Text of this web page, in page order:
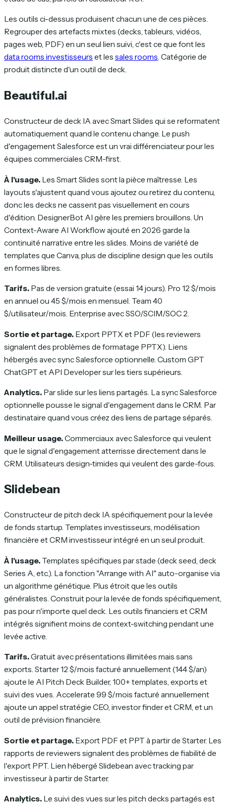
Les outils ci-dessus produisent chacun une de ces pièces.
Regrouper des artefacts mixtes (decks, tableurs, vidéos,
pages web, PDF) en un seul lien suivi, c'est ce que font les
data rooms investisseurs et les sales rooms. Catégorie de
produit distincte d'un outil de deck.
Beautiful.ai
Constructeur de deck IA avec Smart Slides qui se reformatent
automatiquement quand le contenu change. Le push
d'engagement Salesforce est un vrai différenciateur pour les
équipes commerciales CRM-first.
À l'usage. Les Smart Slides sont la pièce maîtresse. Les
layouts s'ajustent quand vous ajoutez ou retirez du contenu,
donc les decks ne cassent pas visuellement en cours
d'édition. DesignerBot AI gère les premiers brouillons. Un
Context-Aware AI Workflow ajouté en 2026 garde la
continuité narrative entre les slides. Moins de variété de
templates que Canva, plus de discipline design que les outils
en formes libres.
Tarifs. Pas de version gratuite (essai 14 jours). Pro 12 $/mois
en annuel ou 45 $/mois en mensuel. Team 40
$/utilisateur/mois. Enterprise avec SSO/SCIM/SOC 2.
Sortie et partage. Export PPTX et PDF (les reviewers
signalent des problèmes de formatage PPTX). Liens
hébergés avec sync Salesforce optionnelle. Custom GPT
ChatGPT et API Developer sur les tiers supérieurs.
Analytics. Par slide sur les liens partagés. La sync Salesforce
optionnelle pousse le signal d'engagement dans le CRM. Par
destinataire quand vous créez des liens de partage séparés.
Meilleur usage.Commerciaux avec Salesforce qui veulent
que le signal d'engagement atterrisse directement dans le
CRM. Utilisateurs design-timides qui veulent des garde-fous.
Slidebean
Constructeur de pitch deck IA spécifiquement pour la levée
de fonds startup. Templates investisseurs, modélisation
financière et CRM investisseur intégré en un seul produit.
À l'usage. Templates spécifiques par stade (deck seed, deck
Series A, etc.). La fonction "Arrange with AI" auto-organise via
un algorithme génétique. Plus étroit que les outils
généralistes. Construit pour la levée de fonds spécifiquement,
pas pour n'importe quel deck. Les outils financiers et CRM
intégrés signifient moins de context-switching pendant une
levée active.
Tarifs.Gratuit avec présentations illimitées mais sans
exports. Starter 12 $/mois facturé annuellement (144 $/an)
ajoute le AI Pitch Deck Builder, 100+ templates, exports et
suivi des vues. Accelerate 99 $/mois facturé annuellement
ajoute un appel stratégie CEO, investor finder et CRM, et un
outil de prévision financière.
Sortie et partage. Export PDF et PPT à partir de Starter. Les
rapports de reviewers signalent des problèmes de fiabilité de
l'export PPT. Lien hébergé Slidebean avec tracking par
investisseur à partir de Starter.
Analytics. Le suivi des vues sur les pitch decks partagés est